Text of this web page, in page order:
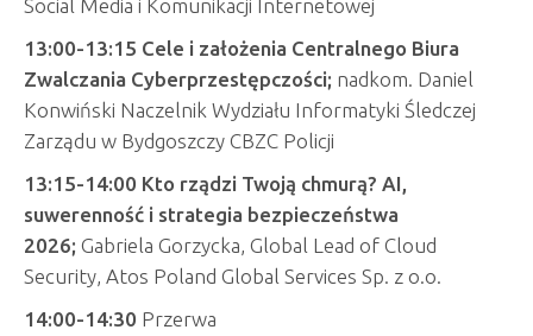
Social Media i Komunikacji Internetowej
13:00-13:15 Cele i założenia Centralnego Biura
Zwalczania Cyberprzestępczości; nadkom. Daniel
Konwiński Naczelnik Wydziału Informatyki Śledczej
Zarządu w Bydgoszczy CBZC Policji
13:15-14:00 Kto rządzi Twoją chmurą? AI,
suwerenność i strategia bezpieczeństwa
2026; Gabriela Gorzycka, Global Lead of Cloud
Security, Atos Poland Global Services Sp. z o.o.
14:00-14:30 Przerwa